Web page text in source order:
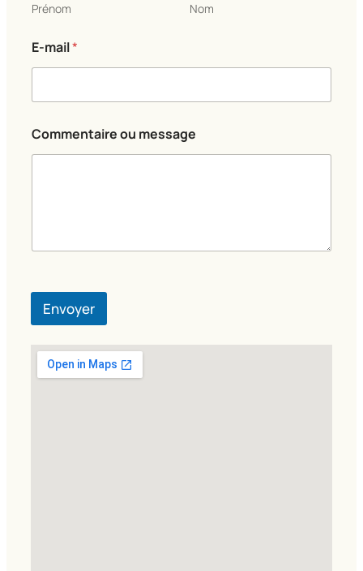
Prénom Nom
e
s
a
e
*
*
E-mail*
Commentaire ou message
Envoyer